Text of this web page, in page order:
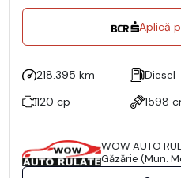
Aplică
218.395 km Diesel
120 cp
1598
WOW AUTO
Găzărie (Mun.